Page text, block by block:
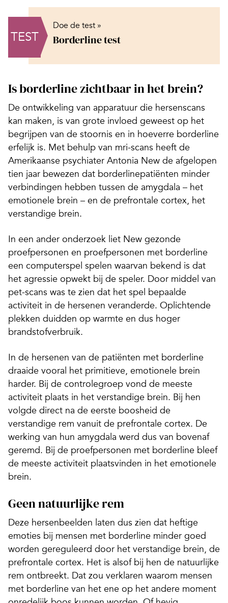
TEST
Doe de test »
Borderline test
Is borderline zichtbaar in het brein?
De ontwikkeling van apparatuur die hersenscans
kan maken, is van grote invloed geweest op het
begrijpen van de stoornis en in hoeverre borderline
erfelijk is. Met behulp van mri-scans heeft de
Amerikaanse psychiater Antonia New de afgelopen
tien jaar bewezen dat borderlinepatiënten minder
verbindingen hebben tussen de amygdala – het
emo­tionele brein – en de prefrontale cortex, het
verstandige brein.
In een ander onderzoek liet New gezonde
proefpersonen en proefpersonen met borderline
een computerspel spelen waarvan bekend is dat
het agressie opwekt bij de speler. Door middel van
pet-scans was te zien dat het spel bepaalde
activiteit in de hersenen veranderde. Oplichtende
plekken duidden op warmte en dus hoger
brandstofverbruik.
In de hersenen van de patiënten met borderline
draaide vooral het primitieve, emotionele brein
harder. Bij de controlegroep vond de meeste
activiteit plaats in het verstandige brein. Bij hen
volgde direct na de eerste boosheid de
verstandige rem vanuit de prefrontale cortex. De
werking van hun amygdala werd dus van bovenaf
geremd. Bij de proefpersonen met borderline bleef
de meeste activiteit plaatsvinden in het emotionele
brein.
Geen natuurlijke rem
Deze hersenbeelden laten dus zien dat heftige
emoties bij mensen met borderline minder goed
worden gereguleerd door het verstandige brein, de
prefrontale cortex. Het is alsof bij hen de natuurlijke
rem ontbreekt. Dat zou verklaren waarom mensen
met borderline van het ene op het andere moment